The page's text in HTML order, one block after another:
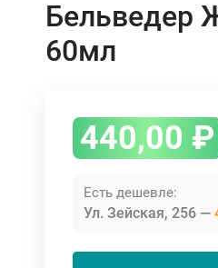
Бельведер
60мл
440,00 ₽
Есть дешевле:
Ул. Зейская, 256